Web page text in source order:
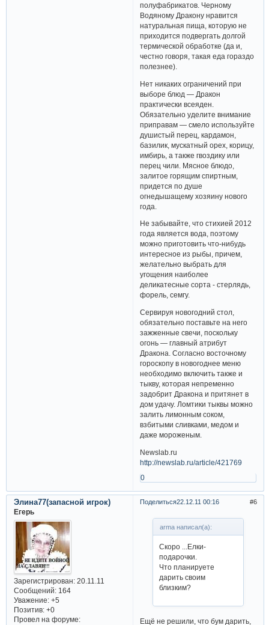
полуфабрикатов. Черному
Водяному Дракону нравится
натуральная пища, которую не
приходится подвергать долгой
термической обработке (да и,
честно говоря, такая еда гораздо
полезнее).
Нет никаких ограничений при
выборе блюд — Дракон
практически всеяден.
Обязательно уделите внимание
приправам — смело используйте
душистый перец, кардамон,
базилик, мускатный орех, корицу,
имбирь, а также гвоздику или
перец чили. Мясное блюдо,
залитое горящим спиртным,
придется по душе
огнедышащему хозяину нового
года.
Не забывайте, что стихией 2012
года является вода, поэтому
можно приготовить что-нибудь
интересное из рыбы, причем,
желательно выбрать для
угощения наиболее
деликатесные сорта - стерлядь,
форель, семгу.
Сервируя новогодний стол,
обязательно поставьте на него
зажженные свечи, поскольку
огонь — главный атрибут
Дракона. Согласно восточному
гороскопу в новогоднее меню
необходимо включить также и
тыкву, которая непременно
задобрит Дракона и притянет в
дом удачу. Ломтики тыквы можно
залить лимонным соком,
взбитыми сливками, медом и
даже мороженым.
Newslab.ru
http://newslab.ru/article/421769
0
Поделиться 6
22.12.11 00:16
Элина77(запасной игрок)
Егерь
Зарегистрирован: 20.11.11
Сообщений:164
Уважение: +5
Позитив: +0
Провел на форуме:
arma написал(а):
Скоро ...Елки-
подарочки.
Что планируете
дарить своим
близким?
Ещё не решили, что бум дарить,